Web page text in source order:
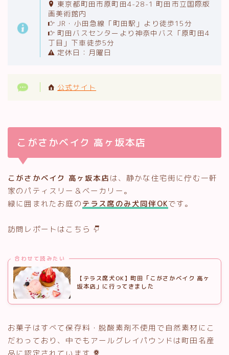
東京都町田市原町田4-28-1 町田市立国際版
画美術館内
JR・小田急線「町田駅」より徒歩15分
町田バスセンターより神奈中バス「原町田4
丁目」下車徒歩5分
定休日：月曜日
公式サイト
こがさかベイク 高ヶ坂本店
こがさかベイク 高ヶ坂本店は、静かな住宅街に佇む一軒
家のパティスリー＆ベーカリー。
緑に囲まれたお庭のテラス席のみ犬同伴OKです。
訪問レポートはこちら
合わせて読みたい
【テラス席犬OK】町田「こがさかベイク 高ヶ
坂本店」に行ってきました
お菓子はすべて保存料・脱酸素剤不使用で自然素材にこ
だわっており、中でもアールグレイパウンドは町田名産